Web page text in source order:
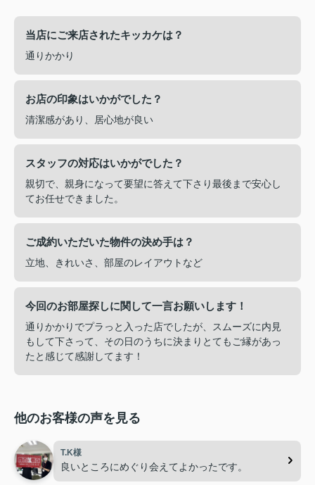
当店にご来店されたキッカケは？
通りかかり
お店の印象はいかがでした？
清潔感があり、居心地が良い
スタッフの対応はいかがでした？
親切で、親身になって要望に答えて下さり最後まで安心し
てお任せできました。
ご成約いただいた物件の決め手は？
立地、きれいさ、部屋のレイアウトなど
今回のお部屋探しに関して一言お願いします！
通りかかりでプラっと入った店でしたが、スムーズに内見
もして下さって、その日のうちに決まりとてもご縁があっ
たと感じて感謝してます！
他のお客様の声を見る
T.K様
良いところにめぐり会えてよかったです。